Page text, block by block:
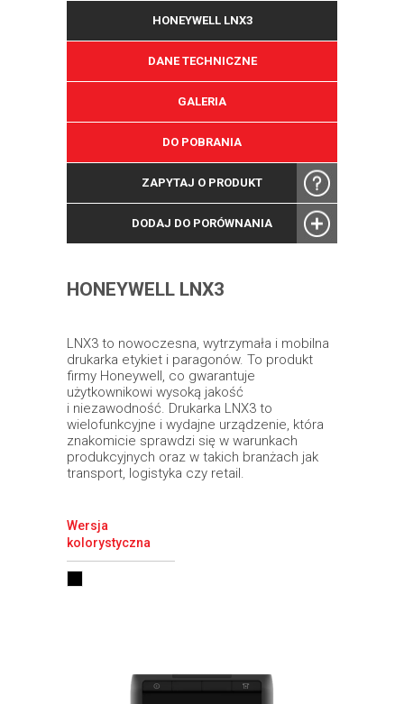
HONEYWELL LNX3
DANE TECHNICZNE
GALERIA
DO POBRANIA
ZAPYTAJ O PRODUKT
DODAJ DO PORÓWNANIA
HONEYWELL LNX3
LNX3 to nowoczesna, wytrzymała i mobilna
drukarka etykiet i paragonów. To produkt
firmy Honeywell, co gwarantuje
użytkownikowi wysoką jakość
i niezawodność. Drukarka LNX3 to
wielofunkcyjne i wydajne urządzenie, która
znakomicie sprawdzi się w warunkach
produkcyjnych oraz w takich branżach jak
transport, logistyka czy retail.
Wersja
kolorystyczna